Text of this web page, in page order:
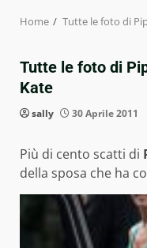
Home Tutte le foto di
Tutte le foto di
Kate
sally 30 Aprile 2011
Più di cento scatti di
della sposa che ha